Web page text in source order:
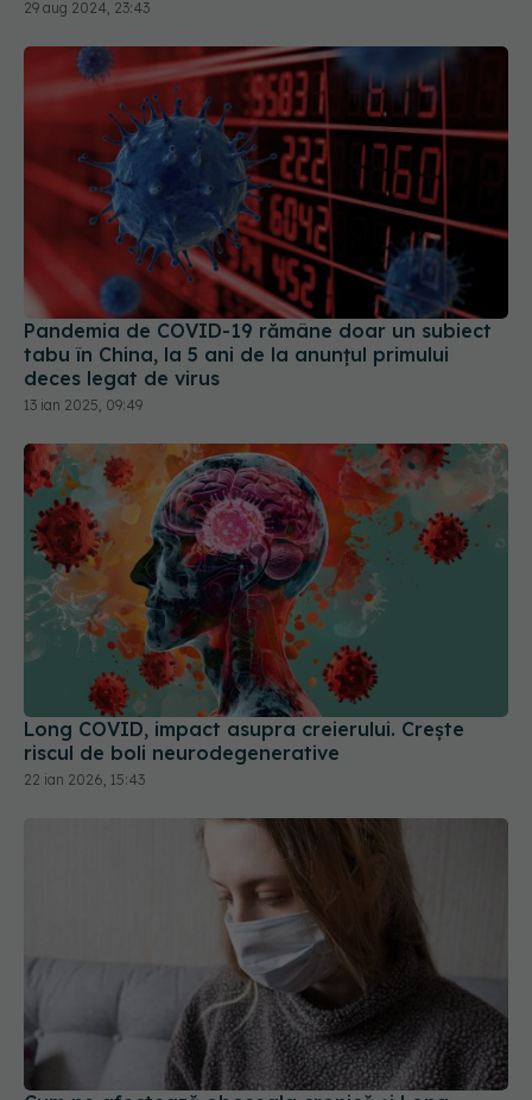
Pandemia de COVID-19 rămâne doar un subiect
tabu în China, la 5 ani de la anunțul primului
deces legat de virus
13 ian 2025, 09:49
Long COVID, impact asupra creierului. Crește
riscul de boli neurodegenerative
22 ian 2026, 15:43
Cum ne afectează oboseala cronică și Long
COVID corpul
04 sep 2025, 14:40